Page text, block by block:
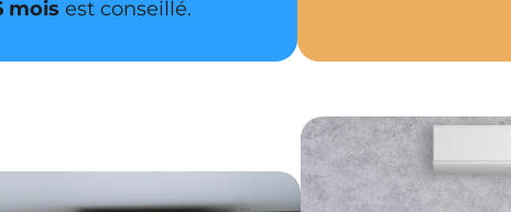
mois est conseillé.